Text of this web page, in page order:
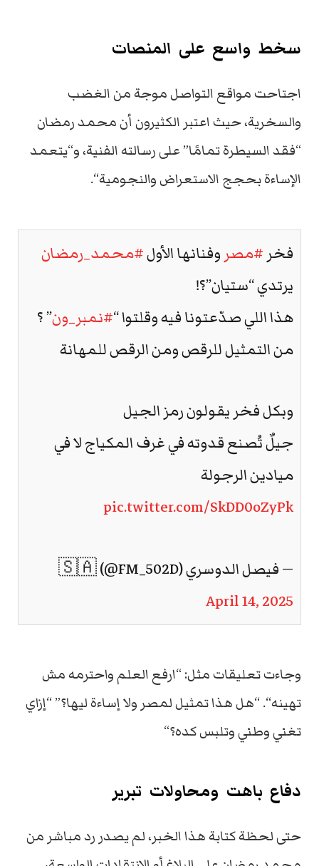
سخط واسع على المنصات
اجتاحتمواقع التواصلموجةمنالغضب
والسخرية،حيثاعتبر الكثيرونأنمحمدرمضان
“فقدالسيطرةتمامًا”علىرسالتهالفنية،و“يتعمد
الإساءةبحجج الاستعراضوالنجومية“.
فخر #مصر وفنانها الأول#محمد_رمضان
يرتدي “ستيان”؟!
هذا اللي صدّعتونا فيه وقلتوا “#نمبر_ون” ؟
من التمثيل للرقص ومن الرقص للمهانة
وبكل فخر يقولون رمز الجيل
جيلٌ تُصنع قدوته في غرف المكياج لا في
ميادين الرجولة
pic.twitter.com/SkDD0oZyPk
— فيصل الدوسري 🇸🇦 (@FM_502D)
April 14, 2025
وجاءتتعليقاتمثل: “ارفع العلمواحترمهمش
تهينه“. “هلهذاتمثيللمصر ولاإساءةليها؟” “إزاي
تغنيوطنيوتلبسكده؟“
دفاع باهت ومحاولات تبرير
حتىلحظةكتابةهذاالخبر،لميصدر ردمباشر من